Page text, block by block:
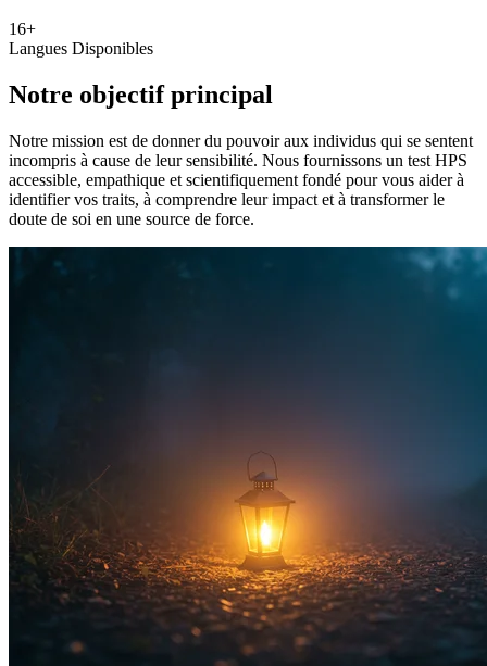
16+
Langues Disponibles
Notre objectif principal
Notre mission est de donner du pouvoir aux individus qui se sentent
incompris à cause de leur sensibilité. Nous fournissons un test HPS
accessible, empathique et scientifiquement fondé pour vous aider à
identifier vos traits, à comprendre leur impact et à transformer le
doute de soi en une source de force.